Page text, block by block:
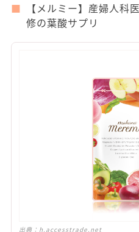
【メルミー】産婦人科
修の葉酸サプリ
出典： h.accesstrade.net